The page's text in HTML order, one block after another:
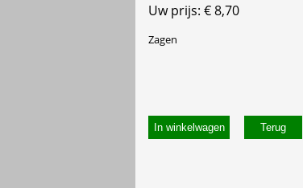
Uw prijs: € 8,70
Zagen
In winkelwagen